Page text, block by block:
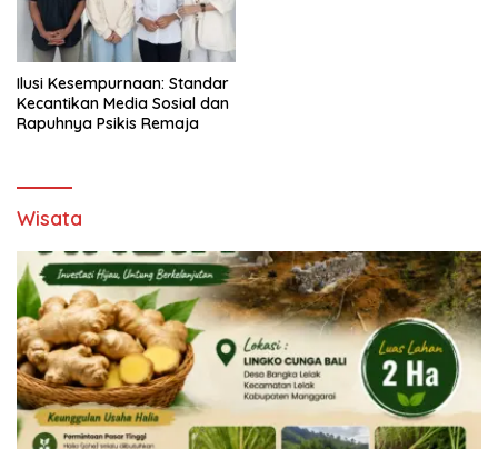
Ilusi Kesempurnaan: Standar
Kecantikan Media Sosial dan
Rapuhnya Psikis Remaja
Wisata